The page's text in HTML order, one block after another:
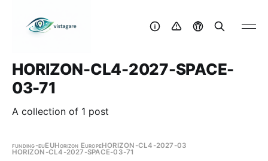
HORIZON-CL4-2027-SPACE-
03-71
A collection of 1 post
funding-euEUHorizon EuropeHORIZON-CL4-2027-03
HORIZON-CL4-2027-SPACE-03-71